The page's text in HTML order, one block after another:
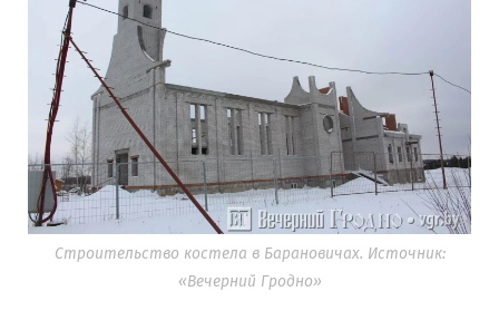
Строительство костела в Барановичах. Источник:
«Вечерний Гродно»